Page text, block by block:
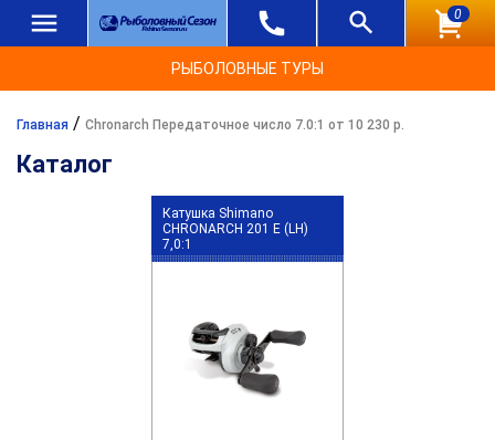
0
РЫБОЛОВНЫЕ ТУРЫ
Главная / Chronarch Передаточное число 7.0:1 от 10 230 р.
Каталог
Катушка Shimano
CHRONARCH 201 E (LH)
7,0:1